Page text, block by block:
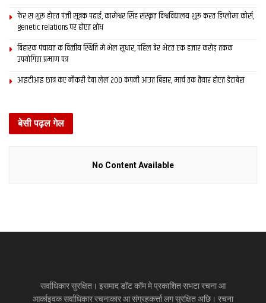
फेर स शुरू होएत पंजी सूत्रक पढाई, कामेश्वर सिंह संस्कृत विश्वविद्यालय शुरू करत डिप्लोमा कोर्स,
genetic relations पर होएत शोध
बिहारक पंचायत क वित्‍तीय स्थिति मे भेल सुधार, पहिल बेर भेटत एक हजार करोड़ तकक
उपयोगिता प्रमाण पत्र
आइटीआइ छात्र कए नौकरी देबा लेल 200 कंपनी आउत बिहार, मार्च तक तैयार होएत डेटाबेस
बेसी पढ़ल गेल
No Content Available
सर्वाधिकार सुरक्षित। इसमाद डॉट कॉम मे प्रकाशित सभटा रचना आ
आर्काइवक सर्वाधिकार रचनाकार आ संग्रहकर्त्ता लग सुरक्षित अछि। रचना